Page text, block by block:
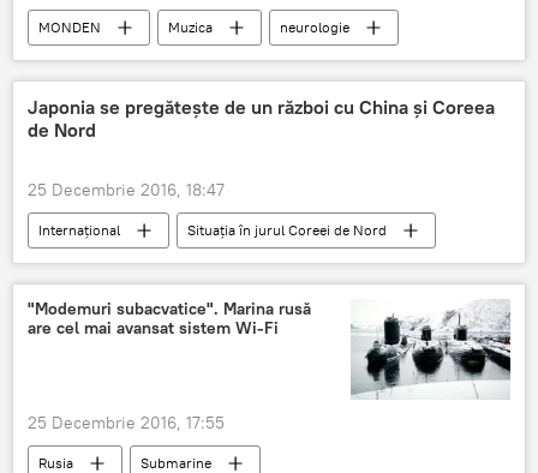
MONDEN Muzica
neurologie
stres
tensiunea arterială
Japonia se pregătește de un război cu China și Coreea
de Nord
25 Decembrie 2016, 18:47
Internaţional Situația în jurul Coreei de Nord
"Modemuri subacvatice". Marina rusă
are cel mai avansat sistem Wi-Fi
25 Decembrie 2016, 17:55
Rusia Submarine